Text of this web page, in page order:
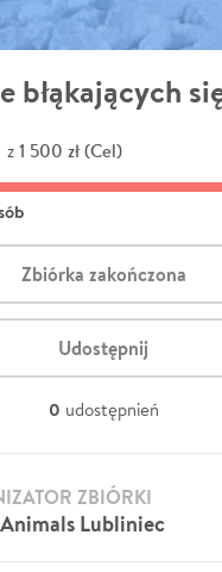
błąkających
z 1 500 zł (Cel)
Zbiórka zakończona
Udostępnij
0 udostępnień
Lubliniec
ZBIÓRKI